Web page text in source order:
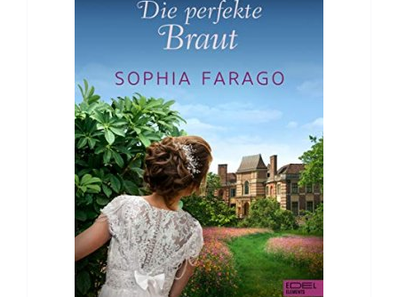
Sophia Rauchberg
Dr. Rauchberger
Bücher-Shop
WooCommerce Warenkorb